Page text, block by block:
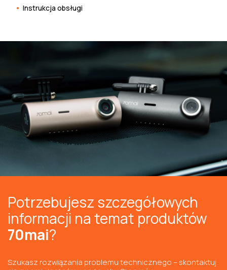
Instrukcja obsługi
Potrzebujesz szczegółowych
informacji na temat produktów
70mai?
Szukasz rozwiązania problemu technicznego – skontaktuj